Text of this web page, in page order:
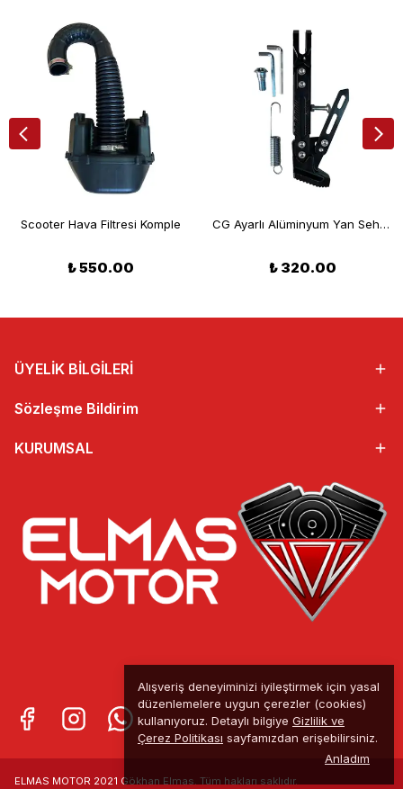
Alışveriş deneyiminizi iyileştirmek için yasal
düzenlemelere uygun çerezler (cookies)
kullanıyoruz. Detaylı bilgiye Gizlilik ve
Çerez Politikası sayfamızdan erişebilirsiniz.
Anladım
Scooter Hava Filtresi Komple
₺ 550.00
CG Ayarlı Alüminyum Yan Sehpa Seti Siyah
₺ 320.00
ÜYELİK BİLGİLERİ
Sözleşme Bildirim
KURUMSAL
ELMAS MOTOR 2021 Gökhan Elmas. Tüm hakları saklıdır.